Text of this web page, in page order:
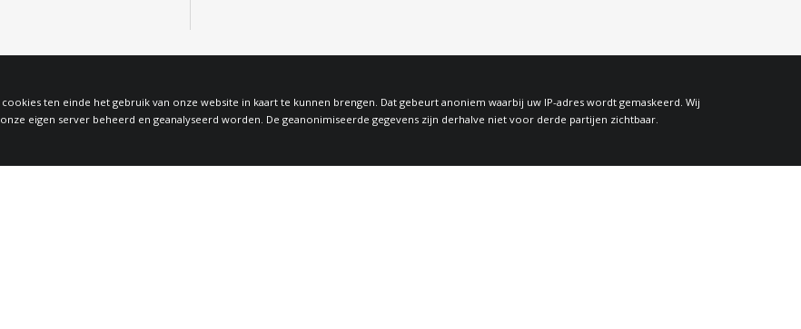
ten einde het gebruik van onze website in kaart te kunnen brengen. Dat gebeurt anoniem waarbij uw IP-adres wordt gemaskeerd. Wij
eigen server beheerd en geanalyseerd worden. De geanonimiseerde gegevens zijn derhalve niet voor derde partijen zichtbaar.